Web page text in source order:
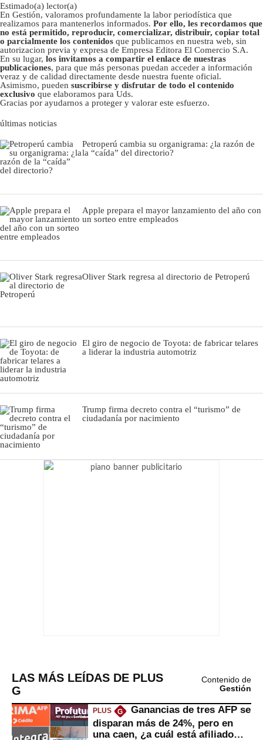
Estimado(a) lector(a)
En Gestión, valoramos profundamente la labor periodística que
realizamos para mantenerlos informados. Por ello, les recordamos que
no está permitido, reproducir, comercializar, distribuir, copiar total
o parcialmente los contenidos que publicamos en nuestra web, sin
autorizacion previa y expresa de Empresa Editora El Comercio S.A.
En su lugar, los invitamos a compartir el enlace de nuestras
publicaciones, para que más personas puedan acceder a información
veraz y de calidad directamente desde nuestra fuente oficial.
Asimismo, pueden suscribirse y disfrutar de todo el contenido
exclusivo que elaboramos para Uds.
Gracias por ayudarnos a proteger y valorar este esfuerzo.
últimas noticias
Petroperú cambia su organigrama: ¿la razón de
la “caída” del directorio?
Apple prepara el mayor lanzamiento del año con
un sorteo entre empleados
Oliver Stark regresa al directorio de Petroperú
El giro de negocio de Toyota: de fabricar telares
a liderar la industria automotriz
Trump firma decreto contra el “turismo” de
ciudadanía por nacimiento
LAS MÁS LEÍDAS DE PLUS
G
Contenido de
Gestión
PLUS G
Ganancias de tres AFP se
disparan más de 24%, pero en
una caen, ¿a cuál está afiliado